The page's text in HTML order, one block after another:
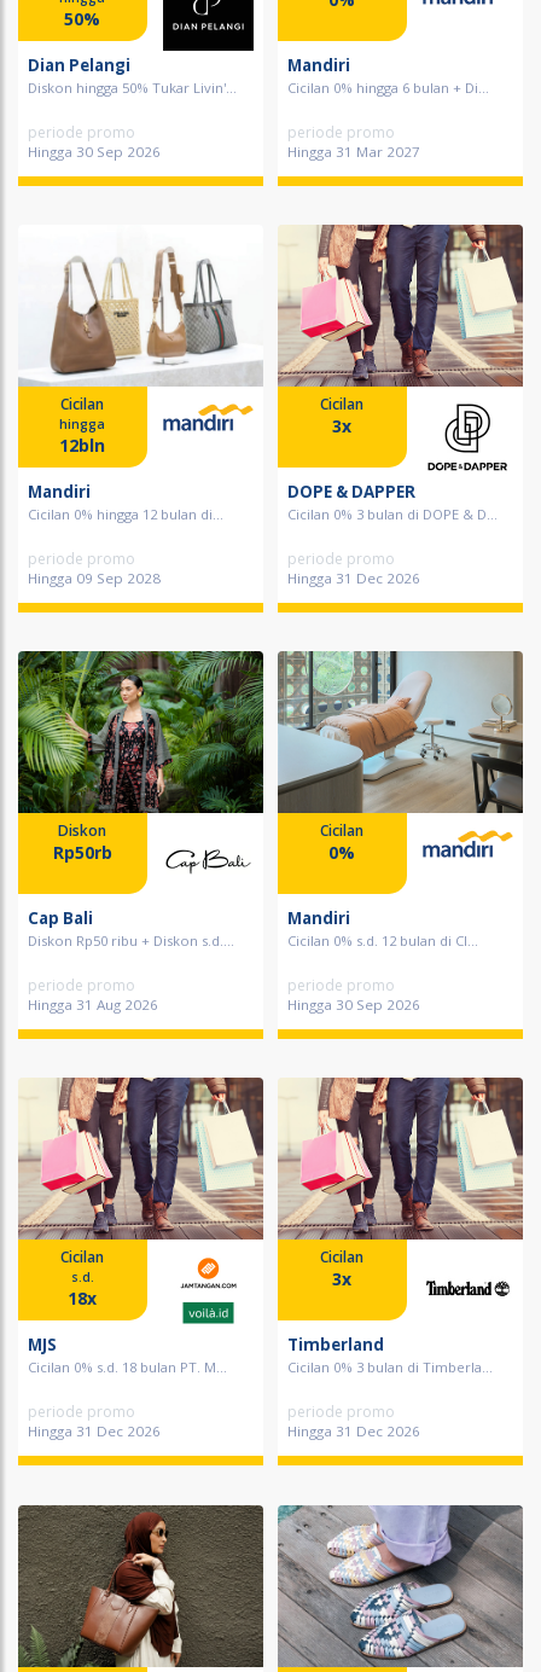
50%
Dian Pelangi
Diskon hingga 50% Tukar Livin'...
periode promo
Hingga 30 Sep 2026
Mandiri
Cicilan 0% hingga 6 bulan + Di...
periode promo
Hingga 31 Mar 2027
Cicilan
hingga
12bln
Mandiri
Cicilan 0% hingga 12 bulan di...
periode promo
Hingga 09 Sep 2028
Cicilan
3x
DOPE & DAPPER
Cicilan 0% 3 bulan di DOPE & D...
periode promo
Hingga 31 Dec 2026
Diskon
Rp50rb
Cap Bali
Diskon Rp50 ribu + Diskon s.d....
periode promo
Hingga 31 Aug 2026
Cicilan
0%
Mandiri
Cicilan 0% s.d. 12 bulan di Cl...
periode promo
Hingga 30 Sep 2026
Cicilan
s.d.
18x
MJS
Cicilan 0% s.d. 18 bulan PT. M...
periode promo
Hingga 31 Dec 2026
Cicilan
3x
Timberland
Cicilan 0% 3 bulan di Timberla...
periode promo
Hingga 31 Dec 2026